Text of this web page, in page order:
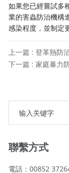
如果您已經嘗試多
業的害蟲防治機構
感染程度，並制定
上一篇 : 登革熱防
聯繫方式
電話：00852